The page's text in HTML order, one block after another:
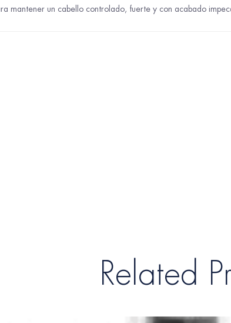
mantener un cabello controlado, fuerte y con acabado
Related